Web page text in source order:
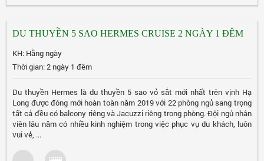
DU THUYỀN 5 SAO HERMES CRUISE 2 NGÀY 1 ĐÊM
KH: Hằng ngày
Thời gian: 2 ngày 1 đêm
Du thuyền Hermes là du thuyền 5 sao vỏ sắt mới nhất trên vịnh Hạ
Long được đóng mới hoàn toàn năm 2019 với 22 phòng ngủ sang trọng
tất cả đều có balcony riêng và Jacuzzi riêng trong phòng. Đội ngủ nhân
viên lâu năm có nhiều kinh nghiệm trong việc phục vụ du khách, luôn
vui vẻ, ...